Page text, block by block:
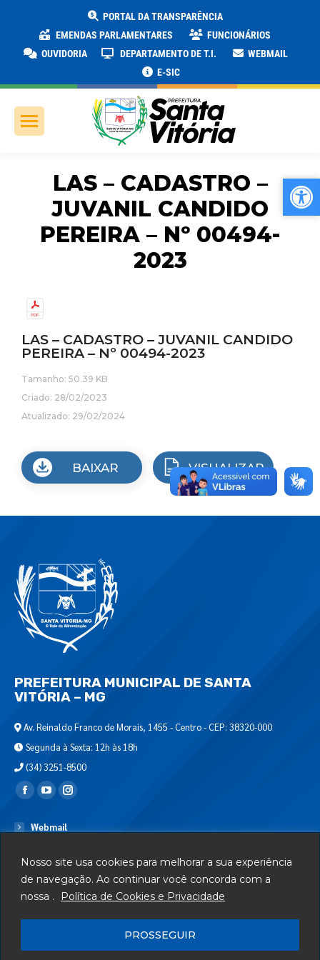
Nosso site usa cookies para melhorar a sua experiência
de navegação. Ao continuar você concorda com a
nossa .
Política de Cookies e Privacidade
PROSSEGUIR
PORTAL DA TRANSPARÊNCIA
EMENDAS PARLAMENTARES
FUNCIONÁRIOS
OUVIDORIA
DEPARTAMENTO DE T.I.
WEBMAIL
E-SIC
LAS – CADASTRO –
JUVANIL CANDIDO
PEREIRA – Nº 00494-
2023
LAS – CADASTRO – JUVANIL CANDIDO
PEREIRA – Nº 00494-2023
Tamanho: 50.39 KB
Criado: 28/02/2023
Atualizado: 29/02/2024
BAIXAR VISUALIZAR
PREFEITURA MUNICIPAL DE SANTA
VITÓRIA – MG
Av. Reinaldo Franco de Morais, 1455 - Centro - CEP: 38320-000
Segunda à Sexta: 12h às 18h
(34) 3251-8500
Encontre-nos em:
Webmail
Serviços
Telefones Úteis